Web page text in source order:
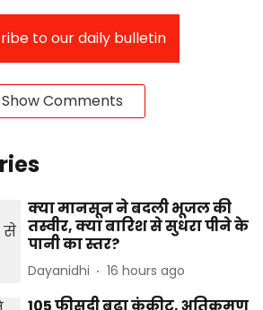
to our daily bulletin
Show Comments
क्या मानसून ने बदली भूजल की
तस्वीर, क्या बारिश से सुधरा पीने के
पानी का स्तर?
Dayanidhi 16 hours ago